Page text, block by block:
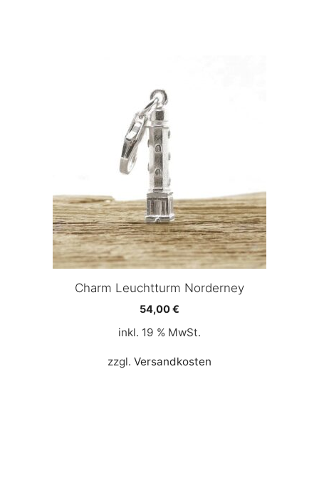
Charm Leuchtturm Norderney
54,00€
inkl. 19 % MwSt.
zzgl. Versandkosten